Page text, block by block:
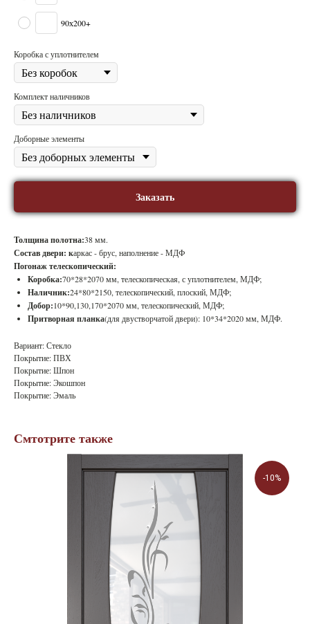
90х200+
Коробка с уплотнителем
Комплект наличников
Доборные элементы
Заказать
Толщина полотна:38 мм.
Состав двери: каркас - брус, наполнение - МДФ
Погонаж телескопический:
Коробка:70*28*2070 мм, телескопическая, с уплотнителем, МДФ;
Наличник:24*80*2150, телескопический, плоский, МДФ;
Добор:10*90,130,170*2070 мм, телескопический, МДФ;
Притворная планка(для двустворчатой двери): 10*34*2020 мм, МДФ.
Вариант: Стекло
Покрытие: ПВХ
Покрытие: Шпон
Покрытие: Экошпон
Покрытие: Эмаль
Смтотрите также
-10%